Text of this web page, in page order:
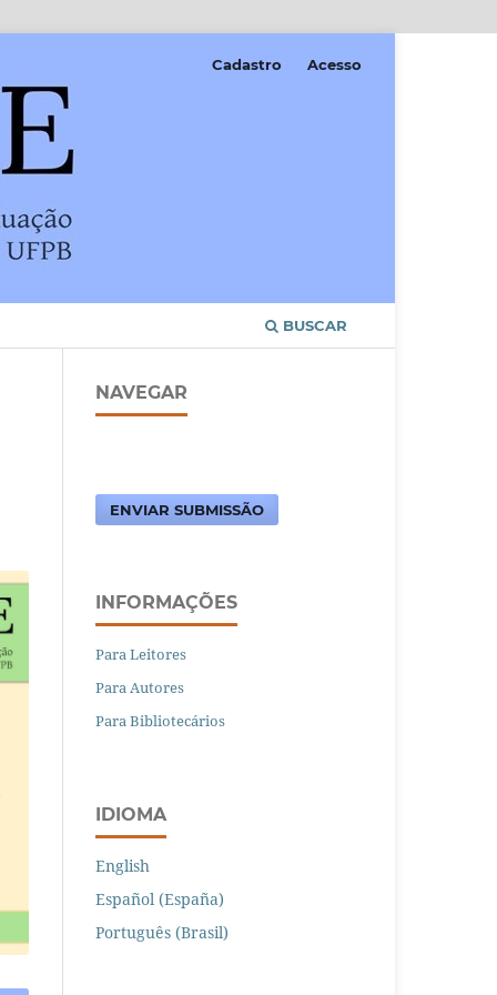
BUSCAR
Cadastro Acesso
NAVEGAR
ENVIAR SUBMISSÃO
INFORMAÇÕES
Para Leitores
Para Autores
Para Bibliotecários
IDIOMA
English
Español (España)
Português (Brasil)